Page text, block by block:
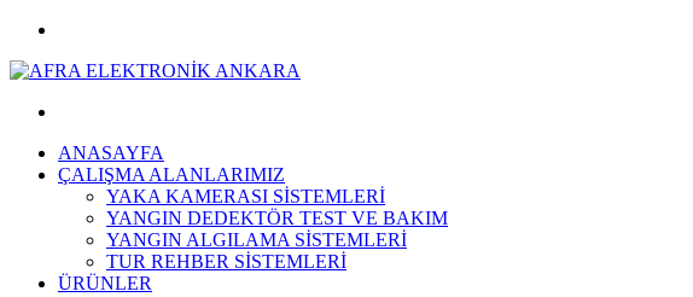
ANASAYFA
ÇALIŞMA ALANLARIMIZ
YAKA KAMERASI SİSTEMLERİ
YANGIN DEDEKTÖR TEST VE BAKIM
YANGIN ALGILAMA SİSTEMLERİ
TUR REHBER SİSTEMLERİ
ÜRÜNLER